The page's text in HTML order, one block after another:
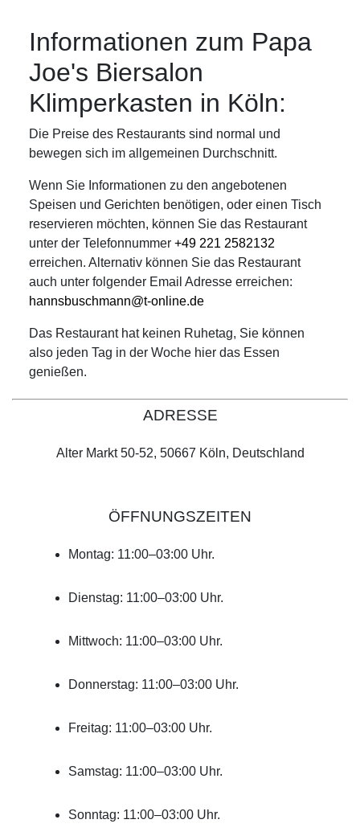
Informationen zum Papa
Joe's Biersalon
Klimperkasten in Köln:
Die Preise des Restaurants sind normal und
bewegen sich im allgemeinen Durchschnitt.
Wenn Sie Informationen zu den angebotenen
Speisen und Gerichten benötigen, oder einen Tisch
reservieren möchten, können Sie das Restaurant
unter der Telefonnummer +49 221 2582132
erreichen. Alternativ können Sie das Restaurant
auch unter folgender Email Adresse erreichen:
hannsbuschmann@t-online.de
Das Restaurant hat keinen Ruhetag, Sie können
also jeden Tag in der Woche hier das Essen
genießen.
ADRESSE
Alter Markt 50-52, 50667 Köln, Deutschland
ÖFFNUNGSZEITEN
Montag: 11:00–03:00 Uhr.
Dienstag: 11:00–03:00 Uhr.
Mittwoch: 11:00–03:00 Uhr.
Donnerstag: 11:00–03:00 Uhr.
Freitag: 11:00–03:00 Uhr.
Samstag: 11:00–03:00 Uhr.
Sonntag: 11:00–03:00 Uhr.